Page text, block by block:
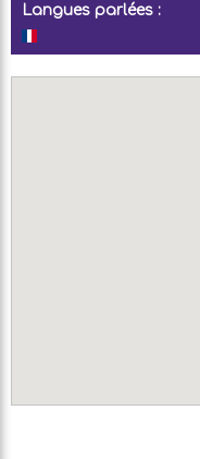
Langues parlées :